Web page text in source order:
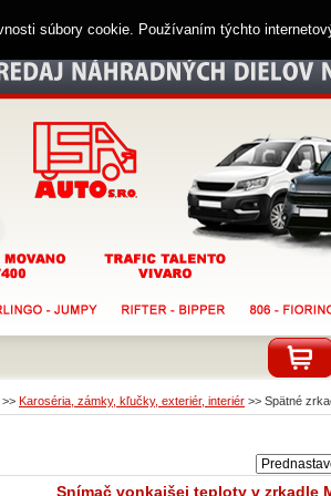
>> Karoséria, zámky, kľučky, exteriér, interiér >> Spätné
Snímač vonkajšej teploty v zrkadle
súbory cookie. Používaním týchto